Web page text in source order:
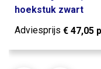
hoekstuk zwart
Adviesprijs € 47,05